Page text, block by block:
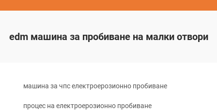
edm машина за пробиване на малки отвори
машина за чпс електроерозионно пробиване
процес на електроерозионно пробиване